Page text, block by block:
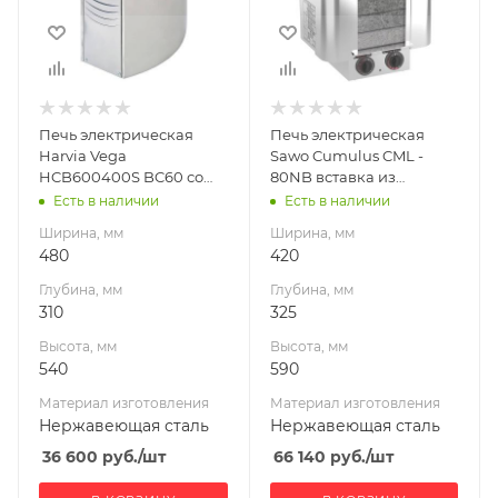
Высота, мм
540
Материал
Нержавеющая
сталь
Масса камней, кг
20
Габариты В*Ш*Г мм
540x480x310
Гарантия, мес.
12
Мощность, кВт
6
Печь электрическая
Harvia Vega
HCB600400S BC60 со
встроенным пультом
Есть в наличии
Ширина, мм
480
Глубина, мм
310
Высота, мм
540
Материал изготовления
Нержавеющая сталь
36 600 руб./шт
Высота, мм
590
Материал
Нержавеющая
сталь
Масса камней, кг
22
Габариты В*Ш*Г мм
590x420x325
Мощность, кВт
8
Печь электрическая
Sawo Cumulus CML -
80NB вставка из
талькохлорита
Есть в наличии
Ширина, мм
420
Глубина, мм
325
Высота, мм
590
Материал изготовления
Нержавеющая сталь
66 140 руб./шт